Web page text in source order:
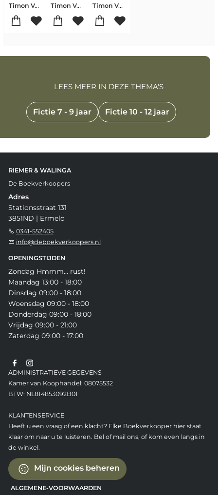
Timon Verbeeck
Timon Verbeeck
Timon Verbeeck
Fictie 7 - 9 jaar Fictie 10 - 12 jaar
LEES MEER IN DEZE THEMA'S
RIEMER & WALINGA
De Boekverkoopers
Adres
Stationsstraat 131
3851ND | Ermelo
0341-552405
info@deboekverkoopers.nl
OPENINGSTIJDEN
Zondag Hmmm... rust!
Maandag 13:00 - 18:00
Dinsdag 09:00 - 18:00
Woensdag 09:00 - 18:00
Donderdag 09:00 - 18:00
Vrijdag 09:00 - 21:00
Zaterdag 09:00 - 17:00
ADMINISTRATIEVE GEGEVENS
Kamer van Koophandel: 08075532
BTW: NL814853092B01
KLANTENSERVICE
Heeft u een vraag of een klacht? Elke Boekverkooper hier staat
klaar om naar u te luisteren. Bel of mail ons, of kom even langs in
de winkel.
Mijn cookies beheren
ALGEMENE-VOORWAARDEN